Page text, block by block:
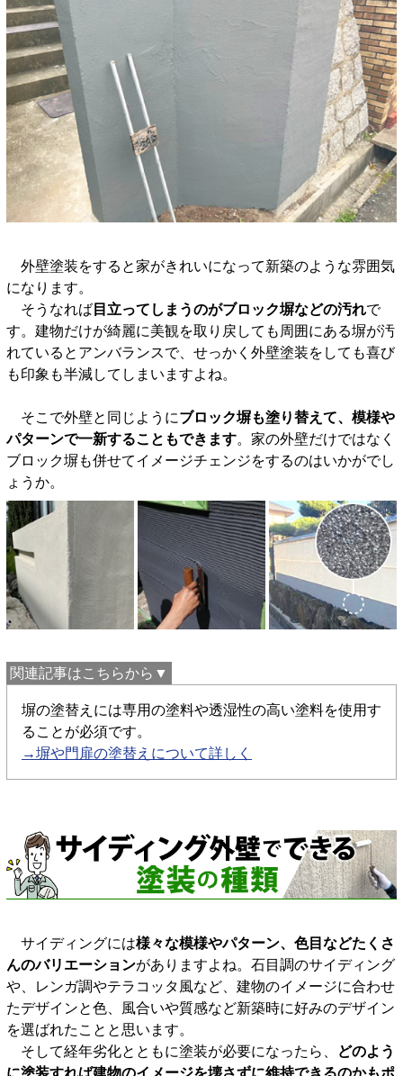
外壁塗装をすると家がきれいになって新築のような雰囲気
になります。
そうなれば 目立ってしまうのがブロック塀などの汚れで
す。建物だけが綺麗に美観を取り戻しても周囲にある塀が汚
れているとアンバランスで、せっかく外壁塗装をしても喜び
も印象も半減してしまいますよね。
そこで外壁と同じようにブロック塀も塗り替えて、模様や
パターンで一新することもできます。家の外壁だけではなく
ブロック塀も併せてイメージチェンジをするのはいかがでし
ょうか。
関連記事はこちらから▼
塀の塗替えには専用の塗料や透湿性の高い塗料を使用す
ることが必須です。
→塀や門扉の塗替えについて詳しく
サイディングには様々な模様やパターン、色目などたくさ
んのバリエーションがありますよね。石目調のサイディング
や、レンガ調やテラコッタ風など、建物のイメージに合わせ
たデザインと色、風合いや質感など新築時に好みのデザイン
を選ばれたことと思います。
そして経年劣化とともに塗装が必要になったら、
どのよう
に塗装すれば建物のイメージを壊さずに維持できるのかもポ